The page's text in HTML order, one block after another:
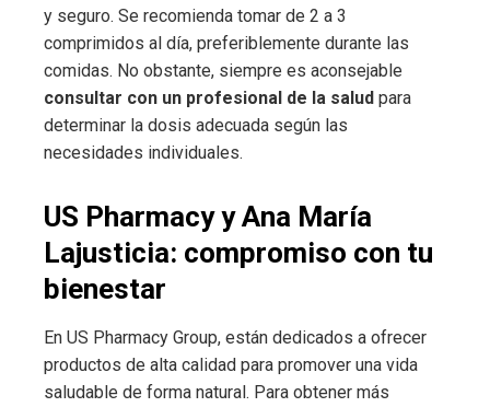
y seguro. Se recomienda tomar de 2 a 3
comprimidos al día, preferiblemente durante las
comidas. No obstante, siempre es aconsejable
consultar con un profesional de la salud para
determinar la dosis adecuada según las
necesidades individuales.
US Pharmacy y Ana María
Lajusticia: compromiso con tu
bienestar
En US Pharmacy Group, están dedicados a ofrecer
productos de alta calidad para promover una vida
saludable de forma natural. Para obtener más